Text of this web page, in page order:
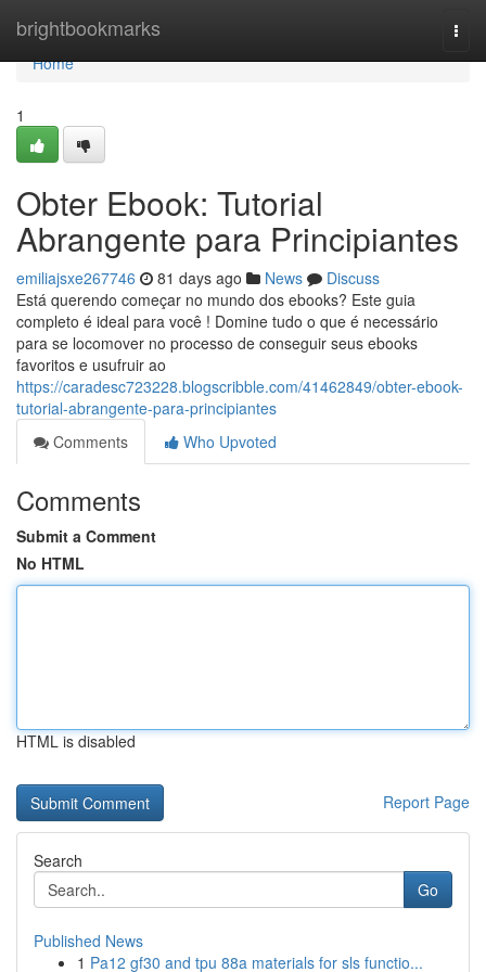
brightbookmarks
Home
Home
1
Obter Ebook: Tutorial
Abrangente para Principiantes
emiliajsxe267746 81 days ago News
Discuss
Está querendo começar no mundo dos ebooks? Este guia
completo é ideal para você ! Domine tudo o que é necessário
para se locomover no processo de conseguir seus ebooks
favoritos e usufruir ao
https://caradesc723228.blogscribble.com/41462849/obter-ebook-
tutorial-abrangente-para-principiantes
Comments
Who Upvoted
Comments
Submit a Comment
No HTML
HTML is disabled
Report Page
Search
Go
Published News
1 Pa12 gf30 and tpu 88a materials for sls functio...